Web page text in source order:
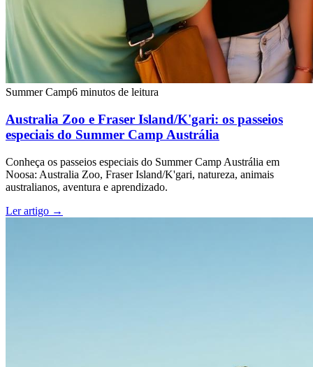
Summer Camp6 minutos de leitura
Australia Zoo e Fraser Island/K'gari: os passeios
especiais do Summer Camp Austrália
Conheça os passeios especiais do Summer Camp Austrália em
Noosa: Australia Zoo, Fraser Island/K'gari, natureza, animais
australianos, aventura e aprendizado.
Ler artigo →